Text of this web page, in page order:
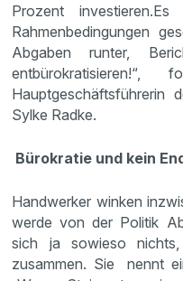
Prozent
Rahmenbedingungen
Abgaben runter,
entbürokratisieren!“,
Hauptgeschäftsführerin
Sylke Radke.
Bürokratie und kein
Handwerker winken
werde von der Politik
sich ja sowieso
zusammen. Sie nennt